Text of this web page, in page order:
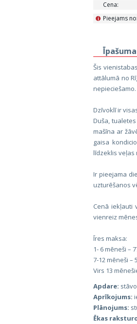
Cena:
Pieejams no:
i
Šis
attālumā no
nepieciešamo.
Dzīvoklī ir
Duša,
mašīna ar
gaisa
līdzeklis veļas
Ir pieejama
uzturēšanos
Cenā iekļauti
vienreiz
Īres maksa:
1- 6 mēneši –
7-12 mēneši –
Virs 13
Apdare:
Aprīkojums:
Plānojums:
Ēkas